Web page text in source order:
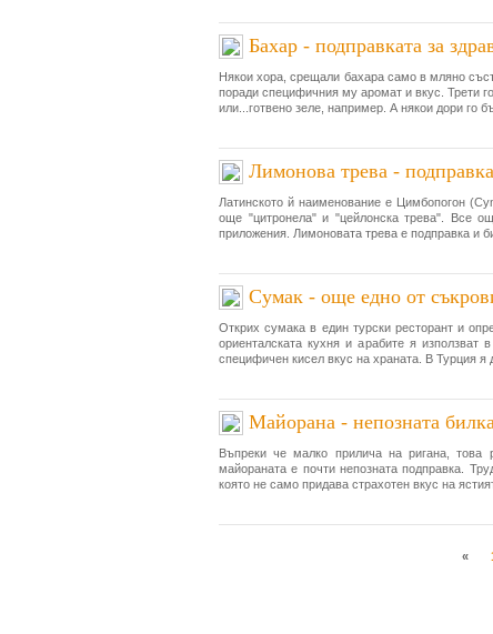
Бахар - подправката за
Някои хора, срещали бахара само в мляно
поради специфичния му аромат и вкус. Трети
или...готвено зеле, например. А някои дори го
Лимонова трева -
Латинското й наименование е Цимбопогон
още "цитронела" и "цейлонска трева". Все
приложения. Лимоновата трева е подправка и
Сумак - още едно от
Открих сумака в един турски ресторант и
ориенталската кухня и арабите я
специфичен кисел вкус на храната. В Турция я
Майорана - непозната
Въпреки че малко прилича на ригана, това
майораната е почти непозната подправка.
която не само придава страхотен вкус на
«